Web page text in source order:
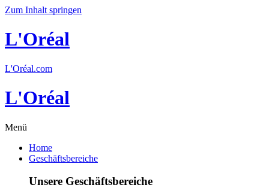
Zum Inhalt springen
L'Oréal
L'Oréal.com
L'Oréal
Menü
Home
Geschäftsbereiche
Unsere Geschäftsbereiche